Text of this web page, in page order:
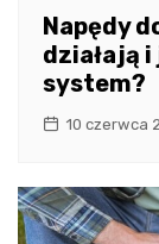
Napędy
działają
system?
10 czerwca